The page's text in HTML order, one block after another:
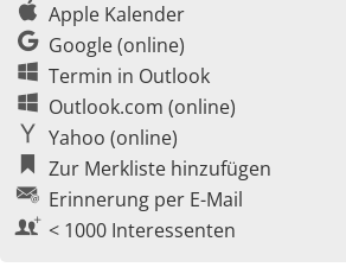
Apple Kalender
Google (online)
Termin in Outlook
Outlook.com (online)
Yahoo (online)
Zur Merkliste hinzufügen
Erinnerung per E-Mail
< 1000 Interessenten